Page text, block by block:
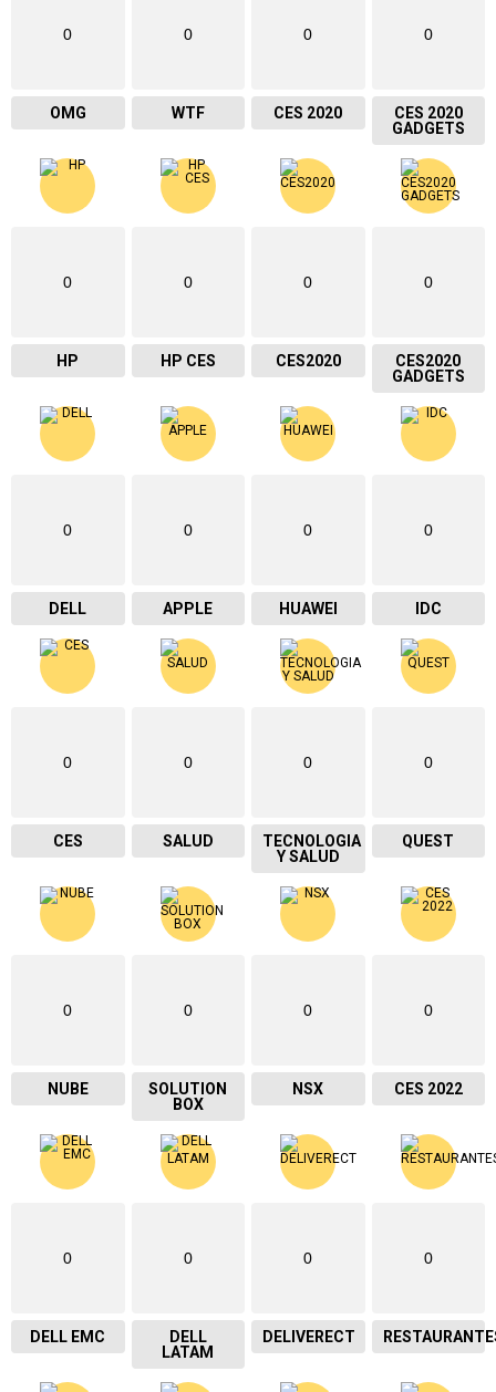
0
OMG
0
WTF
0
CES 2020
0
CES 2020
GADGETS
0
HP
0
HP CES
0
CES2020
0
CES2020
GADGETS
0
DELL
0
APPLE
0
HUAWEI
0
IDC
0
CES
0
SALUD
0
TECNOLOGIA
Y SALUD
0
QUEST
0
NUBE
0
SOLUTION
BOX
0
NSX
0
CES 2022
0
DELL EMC
0
DELL
LATAM
0
DELIVERECT
0